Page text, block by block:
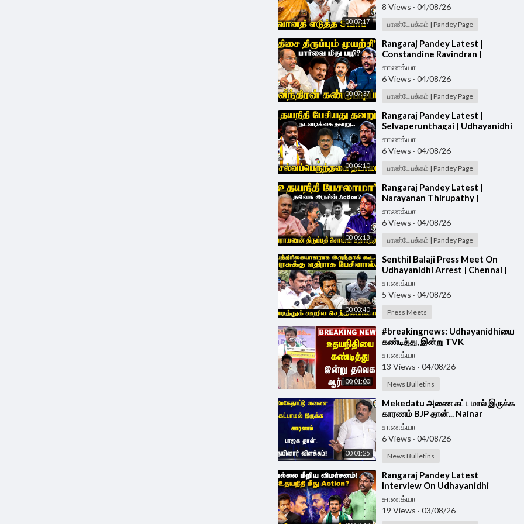
00:07:17
8 Views · 04/08/26
பாண்டே பக்கம் | Pandey Page
00:07:37
⁣Rangaraj Pandey Latest |
Constandine Ravindran |
Udhayanidhi Arrest | Vijay |
Trisha | DMK | TVK
சாணக்யா
6 Views · 04/08/26
பாண்டே பக்கம் | Pandey Page
00:04:10
⁣Rangaraj Pandey Latest |
Selvaperunthagai | Udhayanidhi
Arrest | Vijay | Trisha | DMK |
TVK | Stalin
சாணக்யா
6 Views · 04/08/26
பாண்டே பக்கம் | Pandey Page
00:06:13
⁣Rangaraj Pandey Latest |
Narayanan Thirupathy |
Udhayanidhi Arrest | Vijay |
Trisha | DMK | TVK
சாணக்யா
6 Views · 04/08/26
பாண்டே பக்கம் | Pandey Page
00:03:40
⁣Senthil Balaji Press Meet On
Udhayanidhi Arrest | Chennai |
TVK | DMK | CM Vijay
சாணக்யா
5 Views · 04/08/26
Press Meets
00:01:00
⁣#breakingnews: Udhayanidhiயை
கண்டித்து, இன்று TVK
ஆர்ப்பாட்டம்!! | CM Vijay
சாணக்யா
13 Views · 04/08/26
News Bulletins
00:01:25
⁣Mekedatu அணை கட்டமால் இருக்க
காரணம் BJP தான்... Nainar
விளக்கம்!! | CM Vijay | DK
Shivakumar
சாணக்யா
6 Views · 04/08/26
News Bulletins
⁣Rangaraj Pandey Latest
Interview On Udhayanidhi
Speech about Trisha | DMK |
TVK | CM Vijay | Tanjore
சாணக்யா
19 Views · 03/08/26